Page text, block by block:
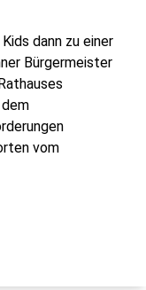
dann zu einer
Bürgermeister
vom